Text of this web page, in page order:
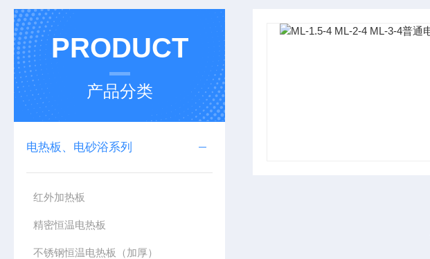
PRODUCT
产品分类
电热板、电砂浴系列
红外加热板
精密恒温电热板
不锈钢恒温电热板（加厚）